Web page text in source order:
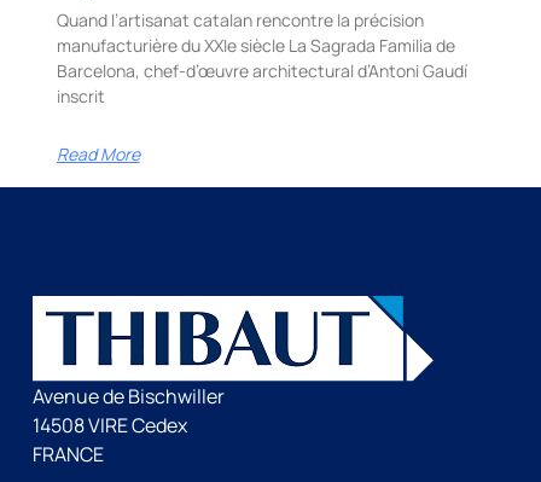
Quand l’artisanat catalan rencontre la précision
manufacturière du XXIe siècle La Sagrada Familia de
Barcelona, chef-d’œuvre architectural d’Antoni Gaudí
inscrit
Read More
Avenue de Bischwiller
14508 VIRE Cedex
FRANCE